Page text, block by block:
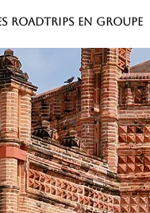
ROADTRIPS EN GROUPE